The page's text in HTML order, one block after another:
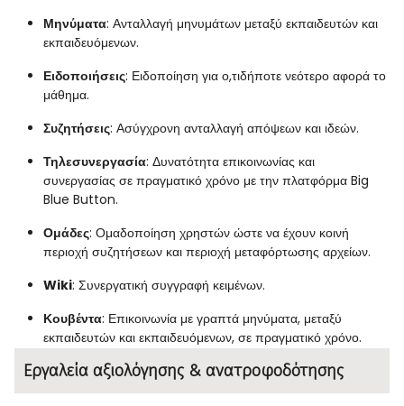
Μηνύματα: Ανταλλαγή μηνυμάτων μεταξύ εκπαιδευτών και
εκπαιδευόμενων.
Ειδοποιήσεις: Ειδοποίηση για ο,τιδήποτε νεότερο αφορά το
μάθημα.
Συζητήσεις: Ασύγχρονη ανταλλαγή απόψεων και ιδεών.
Τηλεσυνεργασία: Δυνατότητα επικοινωνίας και
συνεργασίας σε πραγματικό χρόνο με την πλατφόρμα Big
Blue Button.
Ομάδες: Ομαδοποίηση χρηστών ώστε να έχουν κοινή
περιοχή συζητήσεων και περιοχή μεταφόρτωσης αρχείων.
Wiki: Συνεργατική συγγραφή κειμένων.
Κουβέντα: Επικοινωνία με γραπτά μηνύματα, μεταξύ
εκπαιδευτών και εκπαιδευόμενων, σε πραγματικό χρόνο.
Εργαλεία αξιολόγησης & ανατροφοδότησης